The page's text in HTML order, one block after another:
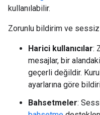
kullanılabilir.
Zorunlu bildirim ve sessiz
Harici kullanıcılar:
mesajlar, bir
geçerli değildir.
ayarlarına göre
Bahsetmeler: